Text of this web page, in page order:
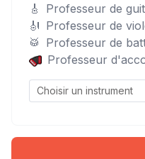
🎸
Professeur de
🎻 Professeur de
🥁 Professeur de
Professeur